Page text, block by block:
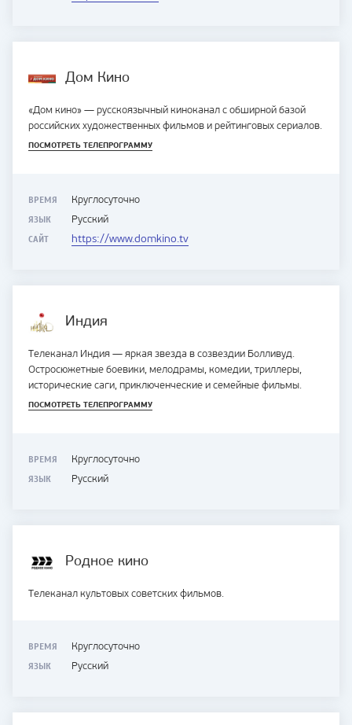
Дом Кино
«Дом кино» — русскоязычный киноканал с обширной базой
российских художественных фильмов и рейтинговых сериалов.
ПОСМОТРЕТЬ ТЕЛЕПРОГРАММУ
ВРЕМЯ Круглосуточно
ЯЗЫК Русский
САЙТ https://www.domkino.tv
Индия
Телеканал Индия — яркая звезда в созвездии Болливуд.
Остросюжетные боевики, мелодрамы, комедии, триллеры,
исторические саги, приключенческие и семейные фильмы.
ПОСМОТРЕТЬ ТЕЛЕПРОГРАММУ
ВРЕМЯ Круглосуточно
ЯЗЫК Русский
Родное кино
Телеканал культовых советских фильмов.
ВРЕМЯ Круглосуточно
ЯЗЫК Русский